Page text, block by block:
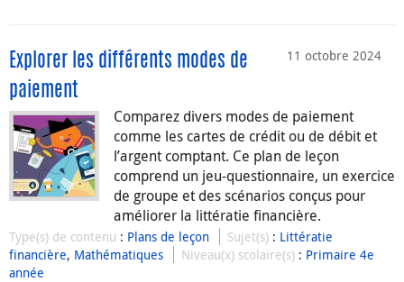
11 octobre 2024
Explorer les différents modes de
paiement
Comparez divers modes de paiement
comme les cartes de crédit ou de débit et
l’argent comptant. Ce plan de leçon
comprend un jeu-questionnaire, un exercice
de groupe et des scénarios conçus pour
améliorer la littératie financière.
Type(s) de contenu : Plans de leçon Sujet(s) : Littératie
financière, Mathématiques Niveau(x) scolaire(s) : Primaire 4e
année